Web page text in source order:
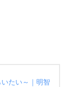
たい～｜明智